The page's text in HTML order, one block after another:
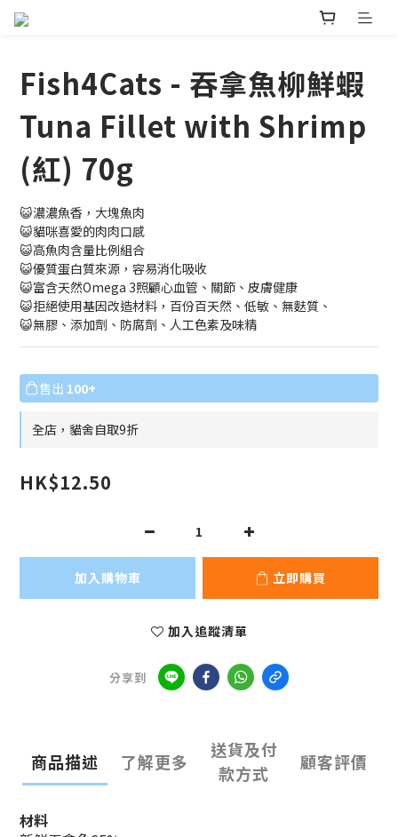
Fish4Cats - 吞拿魚柳鮮蝦
Tuna Fillet with Shrimp
(紅) 70g
😺濃濃魚香，大塊魚肉
😺貓咪喜愛的肉肉口感
😺高魚肉含量比例組合
😺優質蛋白質來源，容易消化吸收
😺富含天然Omega 3照顧心血管、關節、皮膚健康
😺拒絕使用基因改造材料，百份百天然、低敏、無麩質、
😺無膠、添加劑、防腐劑、人工色素及味精
售出 100+
全店，貓舍自取9折
HK$12.50
加入購物車 立即購買
加入追蹤清單
分享到
商品描述 了解更多
送貨及付
款方式
顧客評價
材料